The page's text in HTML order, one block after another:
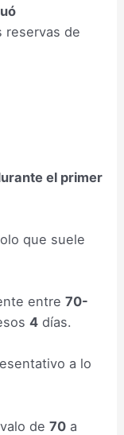
reservas de
el primer
que suele
entre70-
4 días.
a lo
de70 a